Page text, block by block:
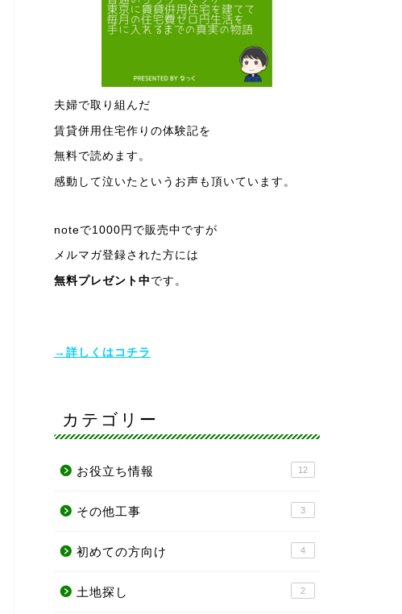
夫婦で取り組んだ
賃貸併用住宅作りの体験記を
無料で読めます。
感動して泣いたというお声も頂いています。
noteで1000円で販売中ですが
メルマガ登録された方には
無料プレゼント中 です。
→詳しくはコチラ
カテゴリー
お役立ち情報 12
その他工事 3
初めての方向け 4
土地探し 2